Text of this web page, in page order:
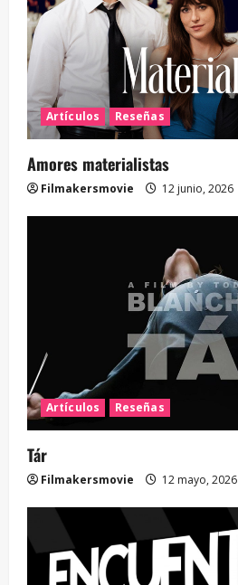
Artículos Reseñas
Amores materialistas
Filmakersmovie 12 junio, 2026
Artículos Reseñas
Tár
Filmakersmovie 12 mayo, 2026